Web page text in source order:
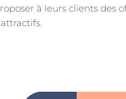
à leurs clients des